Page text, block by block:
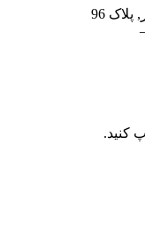
96
کنید.